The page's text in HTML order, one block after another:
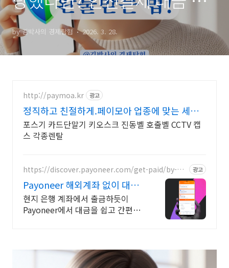
불받는 단계 정리!
by 김박사의 경제탐험 2026. 3. 28.
http://paymoa.kr 광고
정직하고 친절하게.페이모아 업종에 맞는 세트
상품 할인
포스기 카드단말기 키오스크 진동벨 호출벨 CCTV 캡
스 각종렌탈
https://discover.payoneer.com/get-paid/by-cli
광고
Payoneer 해외계좌 없이 대금
수취
현지 은행 계좌에서 출금하듯이
Payoneer에서 대금을 쉽고 간편하